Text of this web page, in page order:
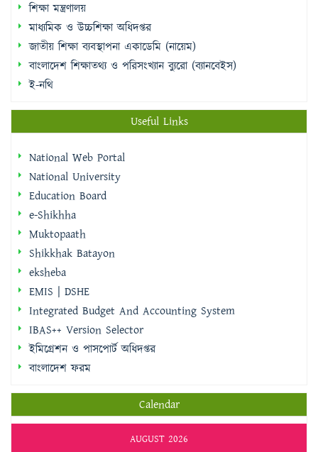
শিক্ষা মন্ত্রণালয়
মাধ্যমিক ও উচ্চশিক্ষা অধিদপ্তর
জাতীয় শিক্ষা ব্যবস্থাপনা একাডেমি (নায়েম)
বাংলাদেশ শিক্ষাতথ্য ও পরিসংখ্যান ব্যুরো (ব্যানবেইস)
ই-নথি
Useful Links
National Web Portal
National University
Education Board
e-Shikhha
Muktopaath
Shikkhak Batayon
eksheba
EMIS | DSHE
Integrated Budget And Accounting System
IBAS++ Version Selector
ইমিগ্রেশন ও পাসপোর্ট অধিদপ্তর
বাংলাদেশ ফরম
Calendar
AUGUST 2026